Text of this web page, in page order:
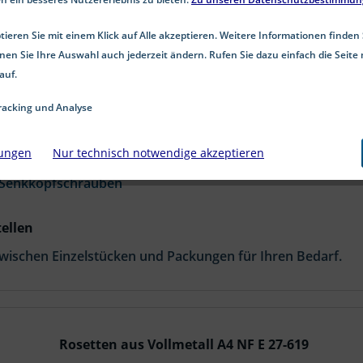
aus Edelstahl A4 sind ideal für
Halt und Korrosionsschutz. Erhältlich stückweise
und Heimwerker.
Seewasser und Chemikalien
Einzelstücken und Packungen für Ihren Bedarf.
Rosetten aus Vollmetall A4 NF E 27-619
Sie mit einem Klick auf Alle akzeptieren. Weitere Informationen finden
Sie Ihre Auswahl auch jederzeit ändern. Rufen Sie dazu einfach die Seite
und Analyse
Nur technisch notwendige akzeptieren